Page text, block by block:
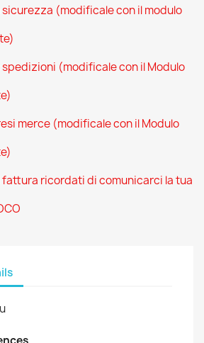
sicurezza (modificale con il modulo
spedizioni (modificale con il Modulo
merce (modificale con il Modulo
ricordati di comunicarci la tua